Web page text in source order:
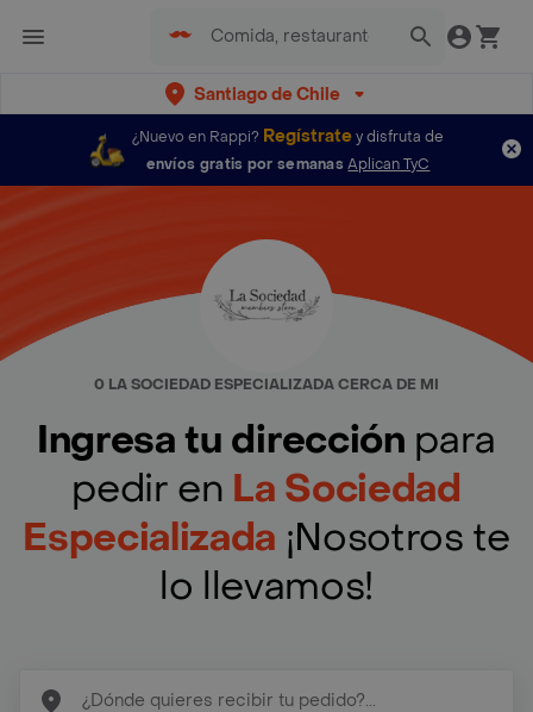
Santiago de Chile
¿Nuevo en Rappi? Regístratey disfruta de
envíos gratis por semanas Aplican TyC
0 LA SOCIEDAD ESPECIALIZADA CERCA DE MI
Ingresa tu dirección para
pedir en La Sociedad
Especializada ¡Nosotros te
lo llevamos!